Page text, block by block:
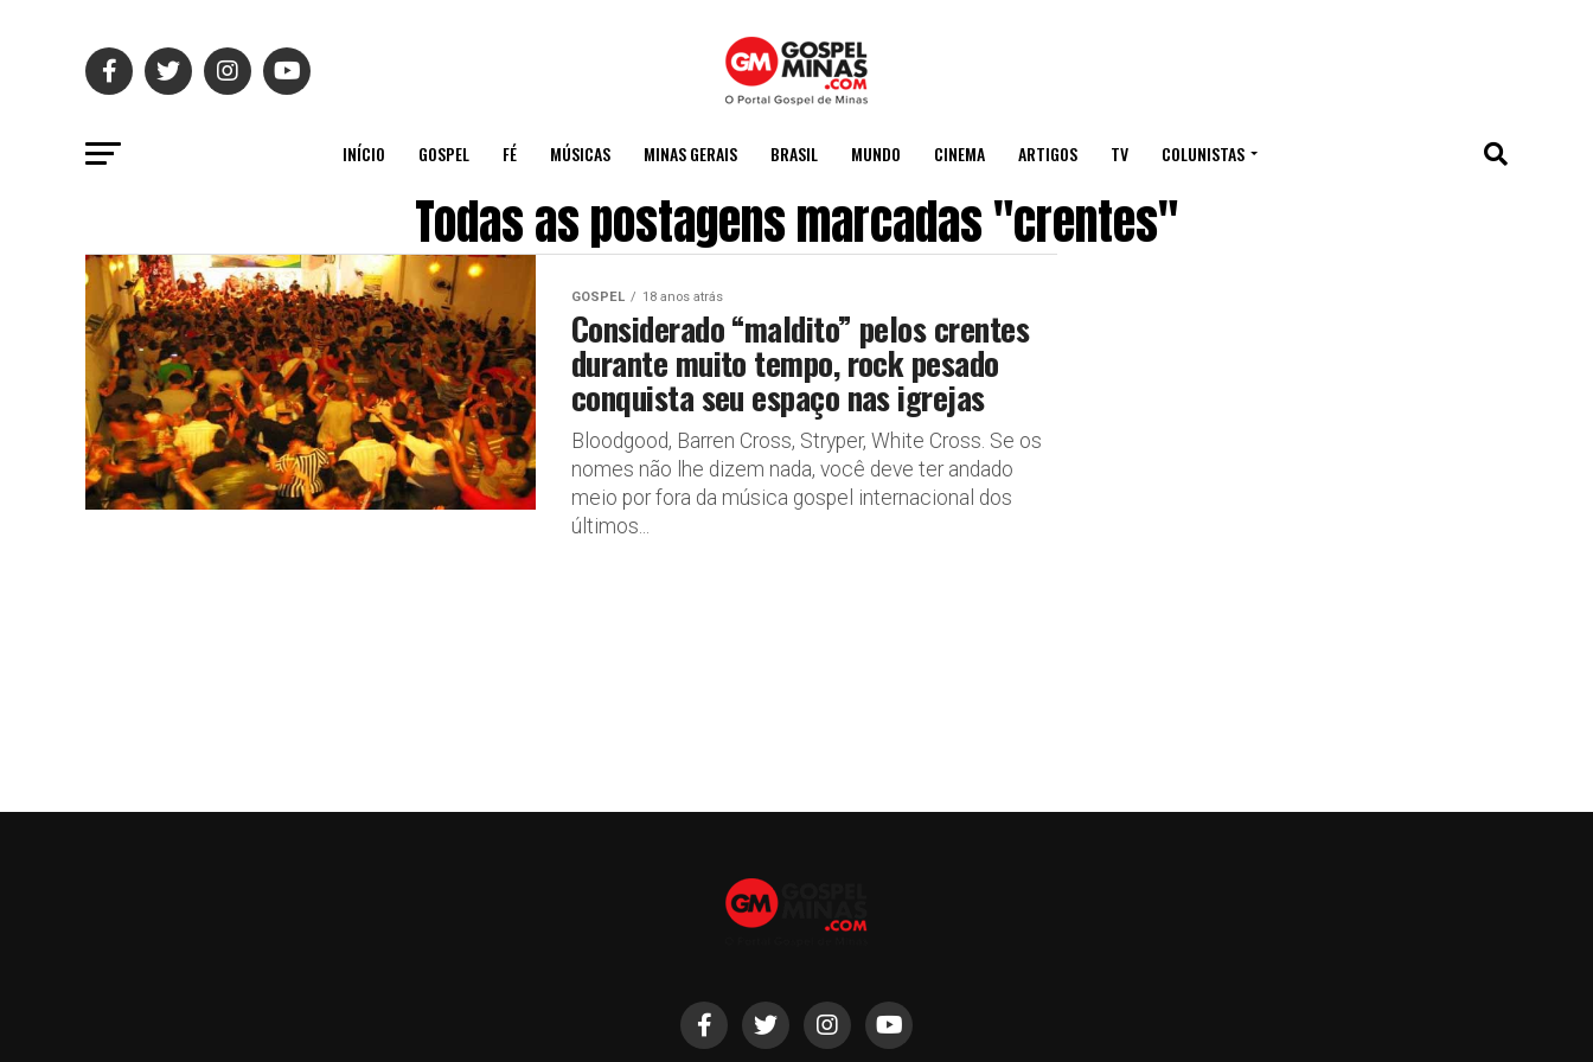
INÍCIO GOSPEL FÉ MÚSICAS MINAS GERAIS BRASIL MUNDO CINEMA ARTIGOS TV COLUNISTAS
Todas as postagens marcadas "crentes"
GOSPEL 18 anos atrás
Considerado “maldito” pelos crentes
durante muito tempo, rock pesado
conquista seu espaço nas igrejas
Bloodgood, Barren Cross, Stryper, White Cross. Se os
nomes não lhe dizem nada, você deve ter andado
meio por fora da música gospel internacional dos
últimos...